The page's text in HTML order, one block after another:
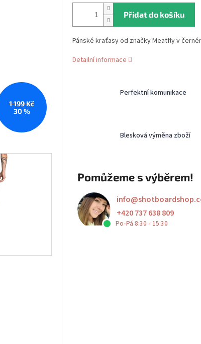
1 199 Kč
30 %
Přidat do košíku
Pánské kraťasy od značky Meatfly v
Detailní informace
Perfektní komunikace
Blesková výměna zboží
Pomůžeme s výběrem!
info@
+420 737 638 809
Po-Pá 8:30 - 15:30